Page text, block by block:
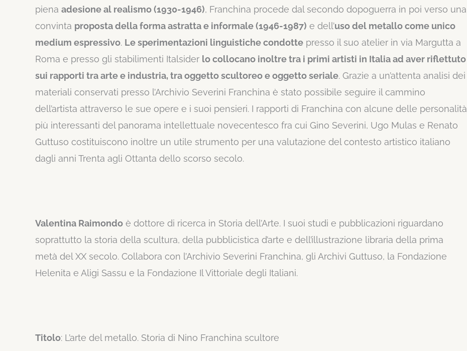
piena adesione al realismo (1930-1946), Franchina procede dal secondo dopoguerra in poi verso una
convinta proposta della forma astratta e informale (1946-1987) e dell’uso del metallo come unico
medium espressivo. Le sperimentazioni linguistiche condotte presso il suo atelier in via Margutta a
Roma e presso gli stabilimenti Italsider lo collocano inoltre tra i primi artisti in Italia ad aver riflettuto
sui rapporti tra arte e industria, tra oggetto scultoreo e oggetto seriale. Grazie a un’attenta analisi dei
materiali conservati presso l’Archivio Severini Franchina è stato possibile seguire il cammino
dell’artista attraverso le sue opere e i suoi pensieri. I rapporti di Franchina con alcune delle personalità
più interessanti del panorama intellettuale novecentesco fra cui Gino Severini, Ugo Mulas e Renato
Guttuso costituiscono inoltre un utile strumento per una valutazione del contesto artistico italiano
dagli anni Trenta agli Ottanta dello scorso secolo.
Valentina Raimondo è dottore di ricerca in Storia dell’Arte. I suoi studi e pubblicazioni riguardano
soprattutto la storia della scultura, della pubblicistica d’arte e dell’illustrazione libraria della prima
metà del XX secolo. Collabora con l’Archivio Severini Franchina, gli Archivi Guttuso, la Fondazione
Helenita e Aligi Sassu e la Fondazione Il Vittoriale degli Italiani.
Titolo: L’arte del metallo. Storia di Nino Franchina scultore